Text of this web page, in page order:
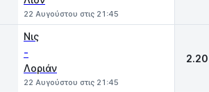
22 Αυγούστου στις 21:45
Νις
-
Λοριάν
22 Αυγούστου στις 21:45
2.20